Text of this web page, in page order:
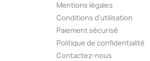
Mentions légales
Conditions d'utilisation
Paiement sécurisé
Politique de confidentialité
Contactez-nous